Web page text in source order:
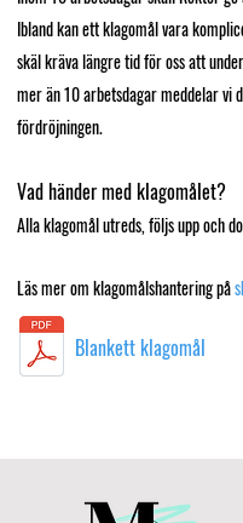
Ibland kan ett klagomål vara
skäl kräva längre tid för oss att
mer än 10 arbetsdagar meddelar vi
fördröjningen.
Vad händer med klagomålet?
Alla klagomål utreds, följs upp och
Läs mer om klagomålshantering på
Blankett klagomål